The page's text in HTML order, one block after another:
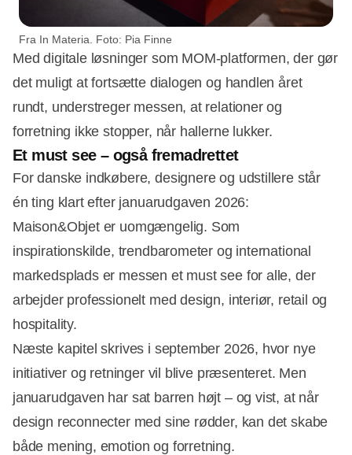
Fra In Materia. Foto: Pia Finne
Med digitale løsninger som MOM-platformen, der gør
det muligt at fortsætte dialogen og handlen året
rundt, understreger messen, at relationer og
forretning ikke stopper, når hallerne lukker.
Et must see – også fremadrettet
For danske indkøbere, designere og udstillere står
én ting klart efter januarudgaven 2026:
Maison&Objet er uomgængelig. Som
inspirationskilde, trendbarometer og international
markedsplads er messen et must see for alle, der
arbejder professionelt med design, interiør, retail og
hospitality.
Næste kapitel skrives i september 2026, hvor nye
initiativer og retninger vil blive præsenteret. Men
januarudgaven har sat barren højt – og vist, at når
design reconnecter med sine rødder, kan det skabe
både mening, emotion og forretning.